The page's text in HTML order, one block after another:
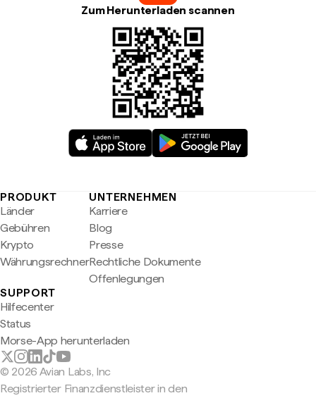
Zum Herunterladen scannen
PRODUKT
Länder
Gebühren
Krypto
Währungsrechner
UNTERNEHMEN
Karriere
Blog
Presse
Rechtliche Dokumente
Offenlegungen
SUPPORT
Hilfecenter
Status
Morse-App herunterladen
© 2026 Avian Labs, Inc
Registrierter Finanzdienstleister in den